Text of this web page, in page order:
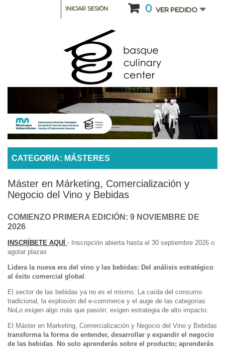
0 VER PEDIDO
INICIAR SESIÓN
CATEGORIA: MÁSTERES
Máster en Márketing, Comercialización y
Negocio del Vino y Bebidas
COMIENZO PRIMERA EDICIÓN: 9 NOVIEMBRE DE
2026
INSCRÍBETE AQUÍ - Inscripción abierta hasta el 30 septiembre 2026 o
agotar plazas
Lidera la nueva era del vino y las bebidas: Del análisis estratégico
al éxito comercial global
El sector de las bebidas ya no es el mismo. La caída del consumo
tradicional, la explosión del e-commerce y el auge de las categorías
NoLo exigen algo más que pasión: exigen estrategia de alto impacto.
El Máster en Marketing, Comercialización y Negocio del Vino y Bebidas
transforma la forma de entender, desarrollar y expandir el negocio
de las bebidas
No solo aprenderás sobre el producto; aprenderás